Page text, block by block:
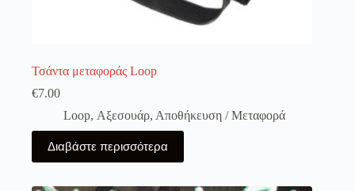
Τσάντα μεταφοράς Loop
€7.00
Loop, Αξεσουάρ, Αποθήκευση / Μεταφορά
Διαβάστε περισσότερα